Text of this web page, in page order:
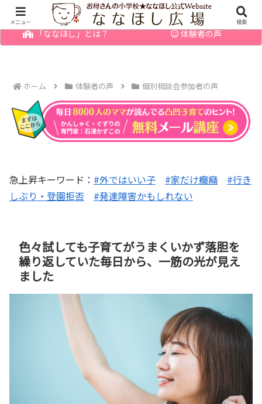
幼児の発達障害・育てにくい子のお悩みを解決
「ななほし」とは？ 体験者の声
ホーム 体験者の声 個別相談会参加者の声
急上昇キーワード： #外ではいい子 #家だけ癇癪
#行き
しぶり・登園拒否
#発達障害かもしれない
色々試しても子育てがうまくいかず落胆を
繰り返していた毎日から、一筋の光が見え
ました
メニュー 検索